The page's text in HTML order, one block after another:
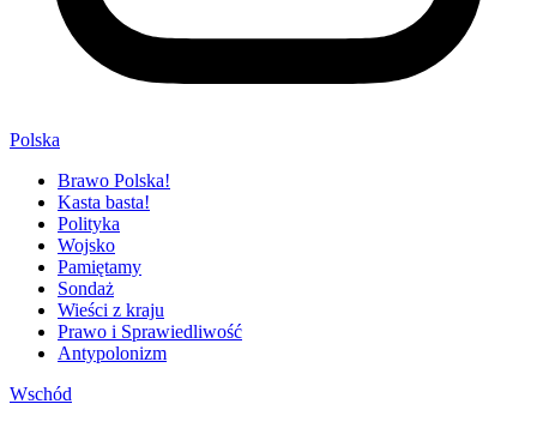
Polska
Brawo Polska!
Kasta basta!
Polityka
Wojsko
Pamiętamy
Sondaż
Wieści z kraju
Prawo i Sprawiedliwość
Antypolonizm
Wschód